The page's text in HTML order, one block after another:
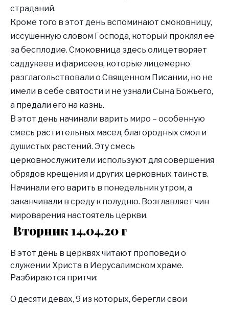
страданий.
Кроме того в этот день вспоминают смоковницу,
иссушенную словом Господа, который проклял ее
за бесплодие. Смоковница здесь олицетворяет
саддукеев и фарисеев, которые лицемерно
разглагольствовали о Священном Писании, но не
имели в себе святости и не узнали Сына Божьего,
а предали его на казнь.
В этот день начинали варить миро – особенную
смесь растительных масел, благородных смол и
душистых растений. Эту смесь
церковнослужители используют для совершения
обрядов крещения и других церковных таинств.
Начинали его варить в понедельник утром, а
заканчивали в среду к полудню. Возглавляет чин
мироварения настоятель церкви.
Вторник 14.04.20 г
В этот день в церквях читают проповеди о
служении Христа в Иерусалимском храме.
Разбираются притчи:
О десяти девах, 9 из которых, берегли свои